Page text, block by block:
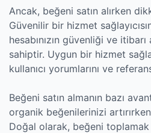
Ancak, beğeni satın alırken
Güvenilir bir hizmet
hesabınızın güvenliği ve
sahiptir. Uygun bir hizmet
kullanıcı yorumlarını ve
Beğeni satın almanın bazı
organik beğenilerinizi
Doğal olarak, beğeni toplamak